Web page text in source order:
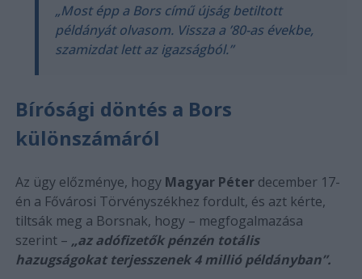
„Most épp a Bors című újság betiltott
példányát olvasom. Vissza a ’80-as évekbe,
szamizdat lett az igazságból.”
Bírósági döntés a Bors
különszámáról
Az ügy előzménye, hogy Magyar Péterdecember 17-
én a Fővárosi Törvényszékhez fordult, és azt kérte,
tiltsák meg a Borsnak, hogy – megfogalmazása
szerint – „az adófizetők pénzén totális
hazugságokat terjesszenek 4 millió példányban”.